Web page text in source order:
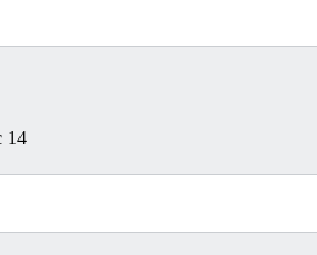
14